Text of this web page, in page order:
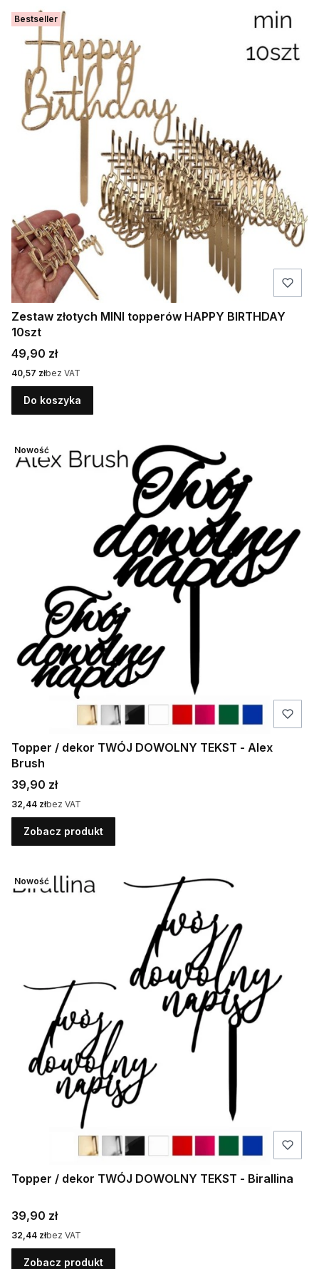
Bestseller
Zestaw złotych MINI topperów HAPPY BIRTHDAY
10szt
Cena
49,90 zł
Cena
40,57 złbez VAT
Do koszyka
Nowość
Topper / dekor TWÓJ DOWOLNY TEKST - Alex
Brush
Cena
39,90 zł
Cena
32,44 złbez VAT
Zobacz produkt
Nowość
Topper / dekor TWÓJ DOWOLNY TEKST - Birallina
Cena
39,90 zł
Cena
32,44 złbez VAT
Zobacz produkt